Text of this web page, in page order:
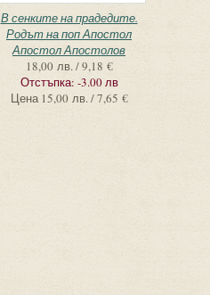
В сенките на прадедите.
Родът на поп Апостол
Апостол Апостолов
18,00 лв. / 9,18 €
Отстъпка: -3.00 лв
Цена 15,00 лв. / 7,65 €